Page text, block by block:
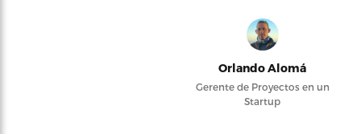
Orlando Alomá
Gerente de Proyectos en un
Startup